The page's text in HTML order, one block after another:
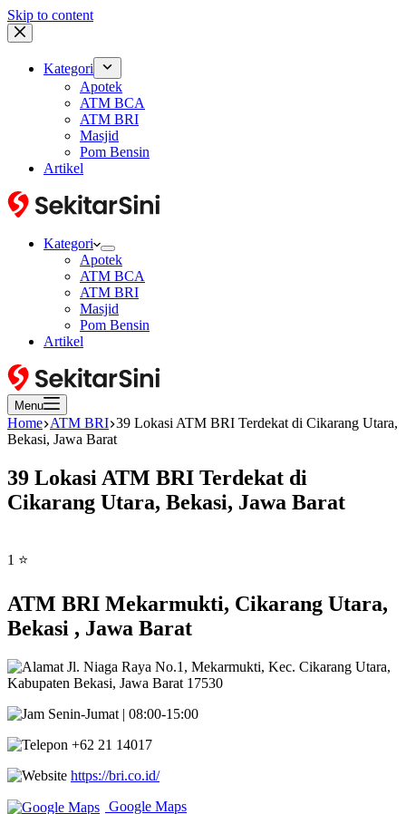
Skip to content
Kategori
Apotek
ATM BCA
ATM BRI
Masjid
Pom Bensin
Artikel
Kategori
Apotek
ATM BCA
ATM BRI
Masjid
Pom Bensin
Artikel
Menu
Home ATM BRI 39 Lokasi ATM BRI Terdekat di Cikarang Utara,
Bekasi, Jawa Barat
39 Lokasi ATM BRI Terdekat di
Cikarang Utara, Bekasi, Jawa Barat
1 ⭐
ATM BRI Mekarmukti, Cikarang Utara,
Bekasi , Jawa Barat
Jl. Niaga Raya No.1, Mekarmukti, Kec. Cikarang Utara,
Kabupaten Bekasi, Jawa Barat 17530
Senin-Jumat | 08:00-15:00
+62 21 14017
https://bri.co.id/
Google Maps